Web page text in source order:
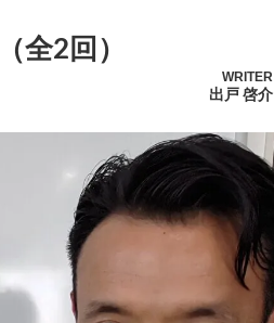
全2回）
WRITER
出戸 啓介